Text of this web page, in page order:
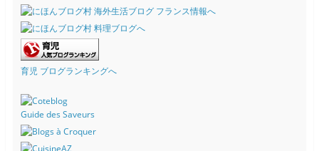
育児 ブログランキングへ
Guide des Saveurs